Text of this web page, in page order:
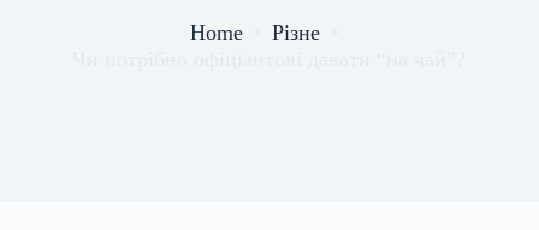
Home
Різне